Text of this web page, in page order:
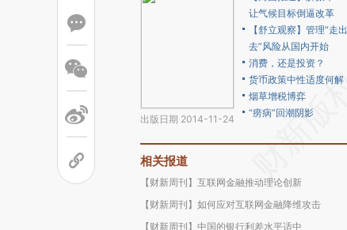
出版日期 2014-11-24
让气候目标倒逼改革
【舒立观察】管理“走出
去”风险从国内开始
消费，还是投资？
货币政策中性适度何解
烟草增税博弈
“痨病”回潮阴影
相关报道
【财新周刊】互联网金融推动理论创新
【财新周刊】如何应对互联网金融降维攻击
【财新周刊】中国的银行利差水平适中